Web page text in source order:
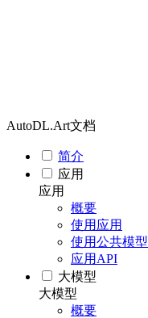
AutoDL.Art文档
简介
应用
应用
概要
使用应用
使用公共模型
应用API
大模型
大模型
概要